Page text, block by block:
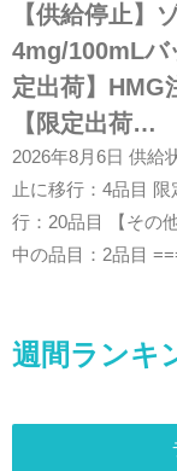
【供給停止】
4mg/100mLバ
定出荷】HMG
【限定出荷…
2026年8月6日 供給
止に移行：4品目
行：20品目 【その
中の品目：2品目
週間ランキ